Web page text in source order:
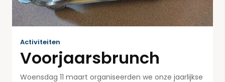
Activiteiten
Voorjaarsbrunch
Woensdag 11 maart organiseerden we onze jaarlijkse